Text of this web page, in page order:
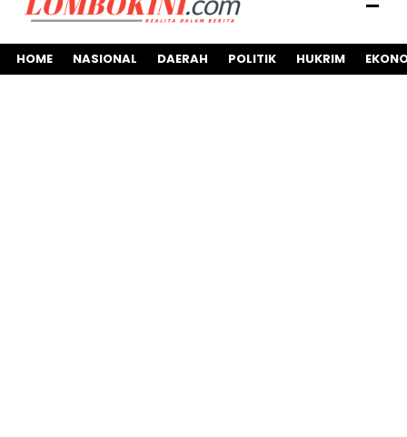
HOME NASIONAL DAERAH POLITIK HUKRIM